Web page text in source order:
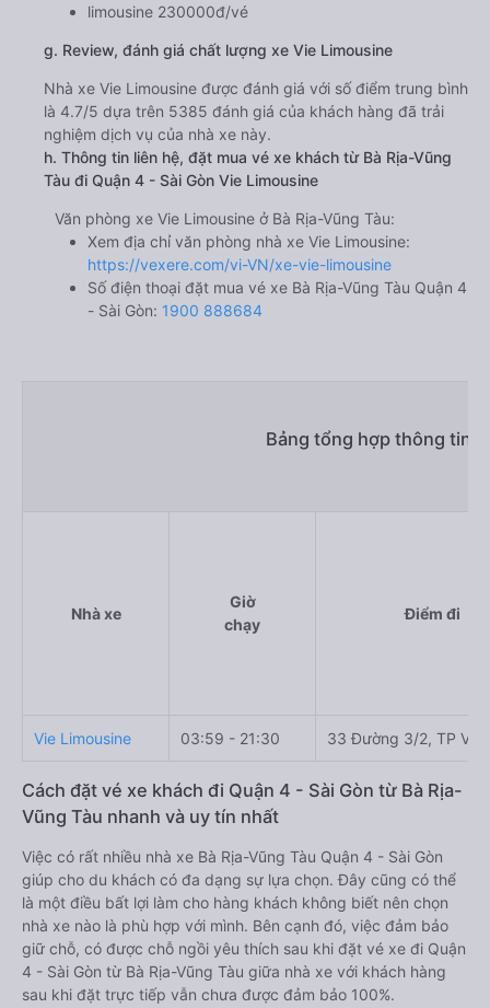
limousine 230000đ/vé
g. Review, đánh giá chất lượng xe Vie Limousine
Nhà xe Vie Limousine được đánh giá với số điểm trung bình
là 4.7/5 dựa trên 5385 đánh giá của khách hàng đã trải
nghiệm dịch vụ của nhà xe này.
h. Thông tin liên hệ, đặt mua vé xe khách từ Bà Rịa-Vũng
Tàu đi Quận 4 - Sài Gòn Vie Limousine
Văn phòng xe Vie Limousine ở Bà Rịa-Vũng Tàu:
Xem địa chỉ văn phòng nhà xe Vie Limousine:
https://vexere.com/vi-VN/xe-vie-limousine
Số điện thoại đặt mua vé xe Bà Rịa-Vũng Tàu Quận 4
- Sài Gòn: 1900 888684
Bảng tổng hợp thông tin
Nhà xe
Giờ
chạy
Điểm đi
Vie Limousine 03:59 - 21:30 33 Đường 3/2, TP
Cách đặt vé xe khách đi Quận 4 - Sài Gòn từ Bà Rịa-
Vũng Tàu nhanh và uy tín nhất
Việc có rất nhiều nhà xe Bà Rịa-Vũng Tàu Quận 4 - Sài Gòn
giúp cho du khách có đa dạng sự lựa chọn. Đây cũng có thể
là một điều bất lợi làm cho hàng khách không biết nên chọn
nhà xe nào là phù hợp với mình. Bên cạnh đó, việc đảm bảo
giữ chỗ, có được chỗ ngồi yêu thích sau khi đặt vé xe đi Quận
4 - Sài Gòn từ Bà Rịa-Vũng Tàu giữa nhà xe với khách hàng
sau khi đặt trực tiếp vẫn chưa được đảm bảo 100%.